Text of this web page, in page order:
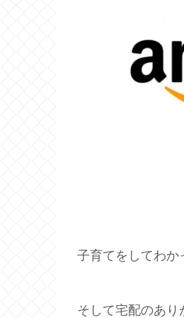
子育てをしてわか
そして宅配のあり